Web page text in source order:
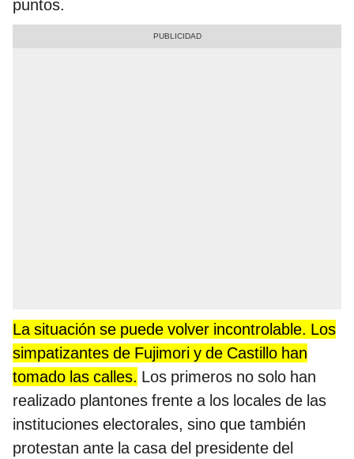
puntos.
La situación se puede volver incontrolable. Los
simpatizantes de Fujimori y de Castillo han
tomado las calles. Los primeros no solo han
realizado plantones frente a los locales de las
instituciones electorales, sino que también
protestan ante la casa del presidente del